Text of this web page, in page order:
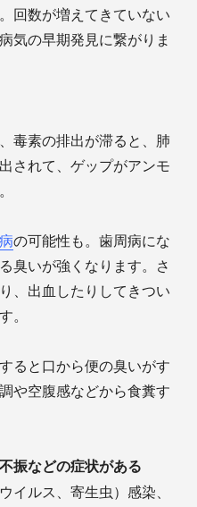
回数が増えてきていない
気の早期発見に繋がりま
毒素の排出が滞ると、肺
されて、ゲップがアンモ
の可能性も。歯周病にな
臭いが強くなります。さ
、出血したりしてきつい
。
ると口から便の臭いがす
や空腹感などから食糞す
振などの症状がある
イルス、寄生虫）感染、